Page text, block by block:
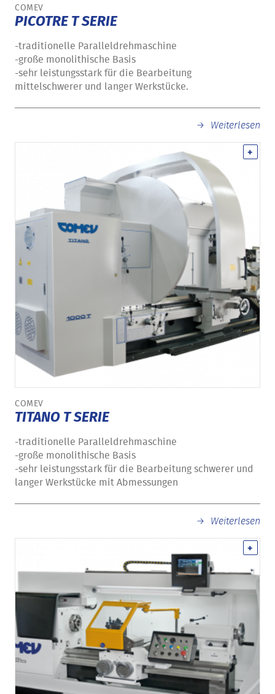
COMEV
PICOTRE T SERIE
-traditionelle Paralleldrehmaschine
-große monolithische Basis
-sehr leistungsstark für die Bearbeitung
mittelschwerer und langer Werkstücke.
Weiterlesen
+
COMEV
TITANO T SERIE
-traditionelle Paralleldrehmaschine
-große monolithische Basis
-sehr leistungsstark für die Bearbeitung schwerer und
langer Werkstücke mit Abmessungen
Weiterlesen
+